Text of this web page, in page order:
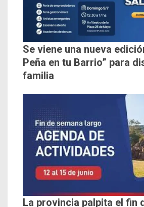
Se viene una nueva
Peña en tu Barrio” para
familia
La provincia palpita el fin